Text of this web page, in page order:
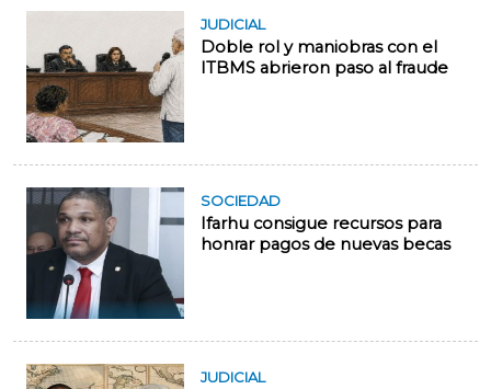
JUDICIAL
Doble rol y maniobras con el
ITBMS abrieron paso al fraude
SOCIEDAD
Ifarhu consigue recursos para
honrar pagos de nuevas becas
JUDICIAL